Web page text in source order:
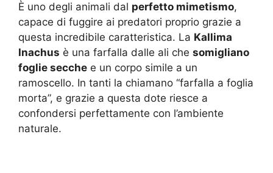
È uno degli animali dal perfetto mimetismo,
capace di fuggire ai predatori proprio grazie a
questa incredibile caratteristica. La Kallima
Inachus è una farfalla dalle ali che somigliano
foglie secche e un corpo simile a un
ramoscello. In tanti la chiamano “farfalla a foglia
morta”, e grazie a questa dote riesce a
confondersi perfettamente con l’ambiente
naturale.